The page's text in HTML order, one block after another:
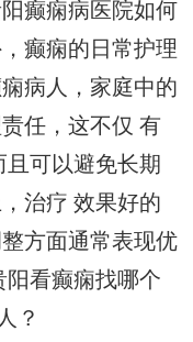
癫痫病医院如何
癫痫的日常护理
病人，家庭中的
任，这不仅 有
可以避免长期
治疗 效果好的
方面通常表现优
看癫痫找哪个
？